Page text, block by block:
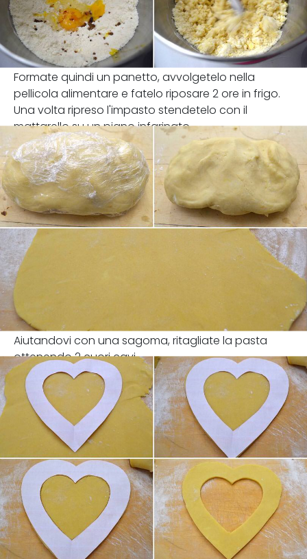
Formate quindi un panetto, avvolgetelo nella
pellicola alimentare e fatelo riposare 2 ore in frigo.
Una volta ripreso l'impasto stendetelo con il
mattarello su un piano infarinato.
Aiutandovi con una sagoma, ritagliate la pasta
ottenendo 2 cuori cavi.